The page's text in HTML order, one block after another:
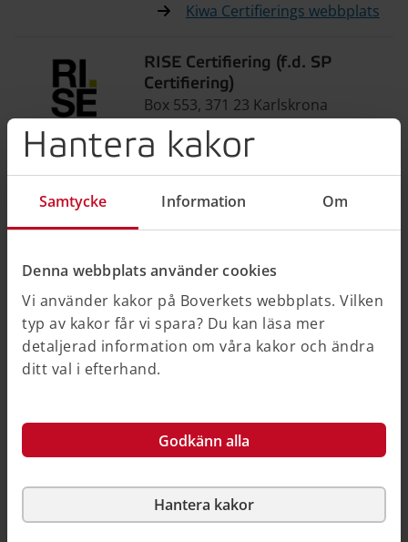
Hantera kakor
Samtycke Information Om
Denna webbplats använder cookies
Vi använder kakor på Boverkets webbplats. Vilken
typ av kakor får vi spara? Du kan läsa mer
detaljerad information om våra kakor och ändra
ditt val i efterhand.
Godkänn alla
Hantera kakor
Kiwa Certifierings webbplats
RISE Certifiering (f.d. SP
Certifiering)
Box 553, 371 23 Karlskrona
fragor.person@ri.se
Certifierade sakkunniga brandskydd (SAK)
RISE Certifiering (f.d. SP
Certifiering)
Box 553, 371 23 Karlskrona
010-516 63 00
RISE certifierings webbplats